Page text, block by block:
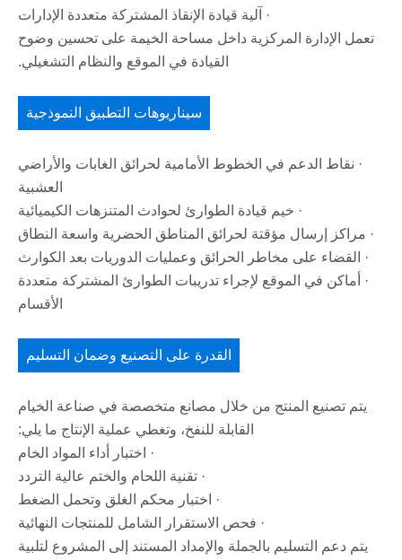
· آلية قيادة الإنقاذ المشتركة متعددة الإدارات
تعمل الإدارة المركزية داخل مساحة الخيمة على تحسين وضوح
القيادة في الموقع والنظام التشغيلي.
سيناريوهات التطبيق النموذجية
· نقاط الدعم في الخطوط الأمامية لحرائق الغابات والأراضي
العشبية
· خيم قيادة الطوارئ لحوادث المتنزهات الكيميائية
· مراكز إرسال مؤقتة لحرائق المناطق الحضرية واسعة النطاق
· القضاء على مخاطر الحرائق وعمليات الدوريات بعد الكوارث
· أماكن في الموقع لإجراء تدريبات الطوارئ المشتركة متعددة
الأقسام
القدرة على التصنيع وضمان التسليم
يتم تصنيع المنتج من خلال مصانع متخصصة في صناعة الخيام
القابلة للنفخ، وتغطي عملية الإنتاج ما يلي:
· اختبار أداء المواد الخام
· تقنية اللحام والختم عالية التردد
· اختبار محكم الغلق وتحمل الضغط
· فحص الاستقرار الشامل للمنتجات النهائية
يتم دعم التسليم بالجملة والإمداد المستند إلى المشروع لتلبية